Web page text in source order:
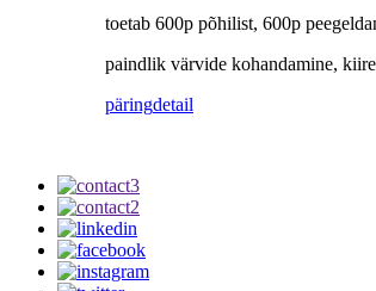
toetab 600p põhilist, 600p
paindlik värvide kohandamine,
päringdetail